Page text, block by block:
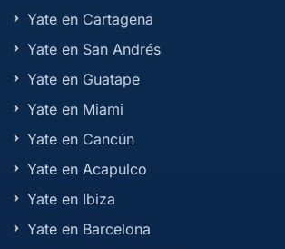
Yate en Cartagena
Yate en San Andrés
Yate en Guatape
Yate en Miami
Yate en Cancún
Yate en Acapulco
Yate en Ibiza
Yate en Barcelona